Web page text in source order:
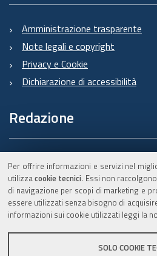
Per offrire informazioni e servizi nel
utilizzacookie tecnici. Essi non
di navigazione per scopi di marketing e
essere utilizzati senza bisogno di
informazioni sui cookie utilizzati leggi la
SOLO COOKIE
Amministrazione trasparente
Note legali e copyright
Privacy e Cookie
Dichiarazione di accessibilità
Redazione
Informazioni sul Burert
e contatti
C.F.